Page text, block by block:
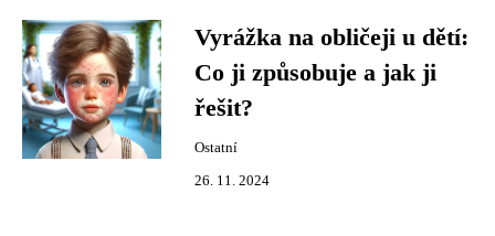
Vyrážka na obličeji u dětí:
Co ji způsobuje a jak ji
řešit?
Ostatní
26. 11. 2024